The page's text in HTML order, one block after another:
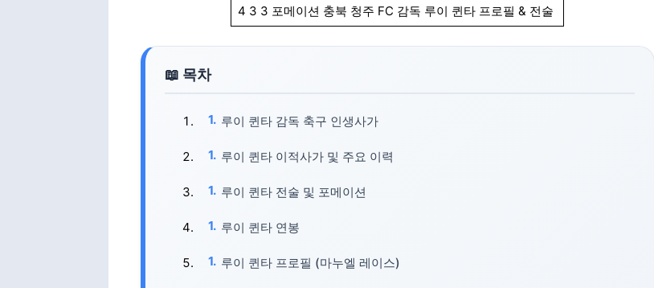
4 3 3 포메이션 충북 청주 FC 감독 루이 퀸타 프로필 & 전술
루이 퀸타 감독 축구 인생사가
루이 퀸타 이적사가 및 주요 이력
루이 퀸타 전술 및 포메이션
루이 퀸타 연봉
루이 퀸타 프로필 (마누엘 레이스)